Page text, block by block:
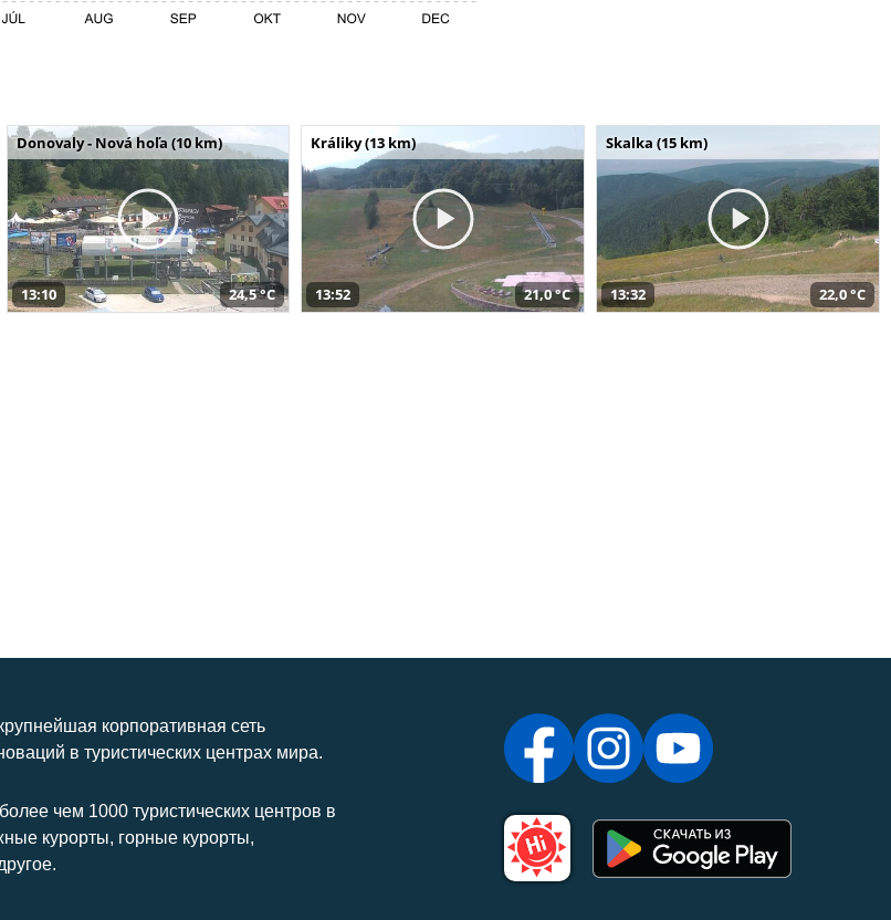
Donovaly - Nová hoľa (10 km)
13:10 24,5 °C
Králiky (13 km)
13:52 21,0 °C
Skalka (15 km)
13:32 22,0 °C
корпоративная сеть
в туристических центрах мира.
чем 1000 туристических центров в
курорты, горные курорты,